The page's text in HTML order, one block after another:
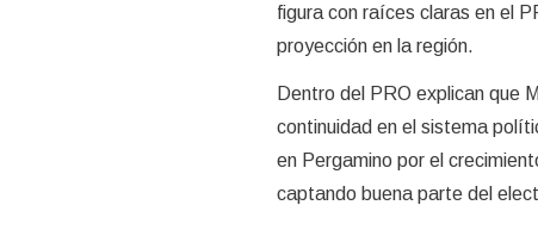
figura con raíces claras en el
proyección en la región.
Dentro del PRO explican que
continuidad en el sistema
en Pergamino por el
captando buena parte del